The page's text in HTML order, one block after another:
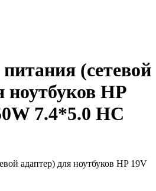
(сетевой
ноутбуков HP
7.4*5.0 HC
адаптер) для ноутбуков HP 19V